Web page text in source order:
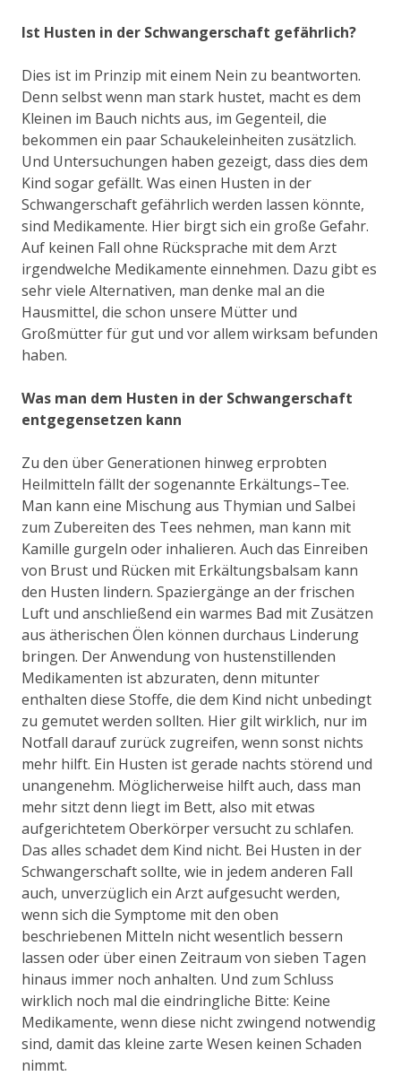
Ist Husten in der Schwangerschaft gefährlich?
Dies ist im Prinzip mit einem Nein zu beantworten.
Denn selbst wenn man stark hustet, macht es dem
Kleinen im Bauch nichts aus, im Gegenteil, die
bekommen ein paar Schaukeleinheiten zusätzlich.
Und Untersuchungen haben gezeigt, dass dies dem
Kind sogar gefällt. Was einen Husten in der
Schwangerschaft gefährlich werden lassen könnte,
sind Medikamente. Hier birgt sich ein große Gefahr.
Auf keinen Fall ohne Rücksprache mit dem Arzt
irgendwelche Medikamente einnehmen. Dazu gibt es
sehr viele Alternativen, man denke mal an die
Hausmittel, die schon unsere Mütter und
Großmütter für gut und vor allem wirksam befunden
haben.
Was man dem Husten in der Schwangerschaft
entgegensetzen kann
Zu den über Generationen hinweg erprobten
Heilmitteln fällt der sogenannte Erkältungs–Tee.
Man kann eine Mischung aus Thymian und Salbei
zum Zubereiten des Tees nehmen, man kann mit
Kamille gurgeln oder inhalieren. Auch das Einreiben
von Brust und Rücken mit Erkältungsbalsam kann
den Husten lindern. Spaziergänge an der frischen
Luft und anschließend ein warmes Bad mit Zusätzen
aus ätherischen Ölen können durchaus Linderung
bringen. Der Anwendung von hustenstillenden
Medikamenten ist abzuraten, denn mitunter
enthalten diese Stoffe, die dem Kind nicht unbedingt
zu gemutet werden sollten. Hier gilt wirklich, nur im
Notfall darauf zurück zugreifen, wenn sonst nichts
mehr hilft. Ein Husten ist gerade nachts störend und
unangenehm. Möglicherweise hilft auch, dass man
mehr sitzt denn liegt im Bett, also mit etwas
aufgerichtetem Oberkörper versucht zu schlafen.
Das alles schadet dem Kind nicht. Bei Husten in der
Schwangerschaft sollte, wie in jedem anderen Fall
auch, unverzüglich ein Arzt aufgesucht werden,
wenn sich die Symptome mit den oben
beschriebenen Mitteln nicht wesentlich bessern
lassen oder über einen Zeitraum von sieben Tagen
hinaus immer noch anhalten. Und zum Schluss
wirklich noch mal die eindringliche Bitte: Keine
Medikamente, wenn diese nicht zwingend notwendig
sind, damit das kleine zarte Wesen keinen Schaden
nimmt.